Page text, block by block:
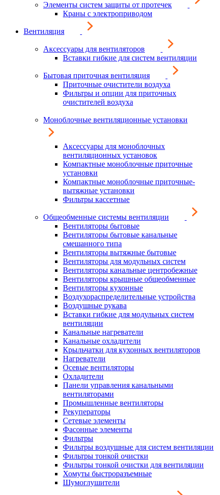
Элементы систем защиты от протечек
Краны с электроприводом
Вентиляция
Аксессуары для вентиляторов
Вставки гибкие для систем вентиляции
Бытовая приточная вентиляция
Приточные очистители воздуха
Фильтры и опции для приточных
очистителей воздуха
Моноблочные вентиляционные установки
Аксессуары для моноблочных
вентиляционных установок
Компактные моноблочные приточные
установки
Компактные моноблочные приточные-
вытяжные установки
Фильтры кассетные
Общеобменные системы вентиляции
Вентиляторы бытовые
Вентиляторы бытовые канальные
смешанного типа
Вентиляторы вытяжные бытовые
Вентиляторы для модульных систем
Вентиляторы канальные центробежные
Вентиляторы крышные общеобменные
Вентиляторы кухонные
Воздухораспределительные устройства
Воздушные рукава
Вставки гибкие для модульных систем
вентиляции
Канальные нагреватели
Канальные охладители
Крыльчатки для кухонных вентиляторов
Нагреватели
Осевые вентиляторы
Охладители
Панели управления канальными
вентиляторами
Промышленные вентиляторы
Рекуператоры
Сетевые элементы
Фасонные элементы
Фильтры
Фильтры воздушные для систем вентиляции
Фильтры тонкой очистки
Фильтры тонкой очистки для вентиляции
Хомуты быстроразъемные
Шумоглушители